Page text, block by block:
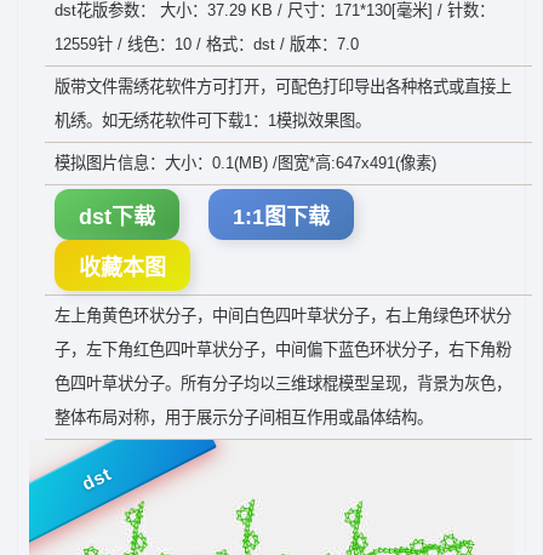
dst花版参数： 大小：37.29 KB / 尺寸：171*130[毫米] / 针数：
12559针 / 线色：10 / 格式：dst / 版本：7.0
版带文件需绣花软件方可打开，可配色打印导出各种格式或直接上
机绣。如无绣花软件可下载1：1模拟效果图。
模拟图片信息：大小：0.1(MB) /图宽*高:647x491(像素)
dst下载 1:1图下载
收藏本图
左上角黄色环状分子，中间白色四叶草状分子，右上角绿色环状分
子，左下角红色四叶草状分子，中间偏下蓝色环状分子，右下角粉
色四叶草状分子。所有分子均以三维球棍模型呈现，背景为灰色，
整体布局对称，用于展示分子间相互作用或晶体结构。
dst